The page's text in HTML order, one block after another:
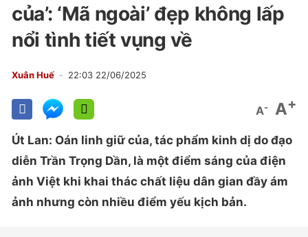
của’: ‘Mã ngoài’ đẹp không lấp
nổi tình tiết vụng về
Xuân Huế 22:03 22/06/2025
A- A+
Út Lan: Oán linh giữ của, tác phẩm kinh dị do đạo
diễn Trần Trọng Dần, là một điểm sáng của điện
ảnh Việt khi khai thác chất liệu dân gian đầy ám
ảnh nhưng còn nhiều điểm yếu kịch bản.